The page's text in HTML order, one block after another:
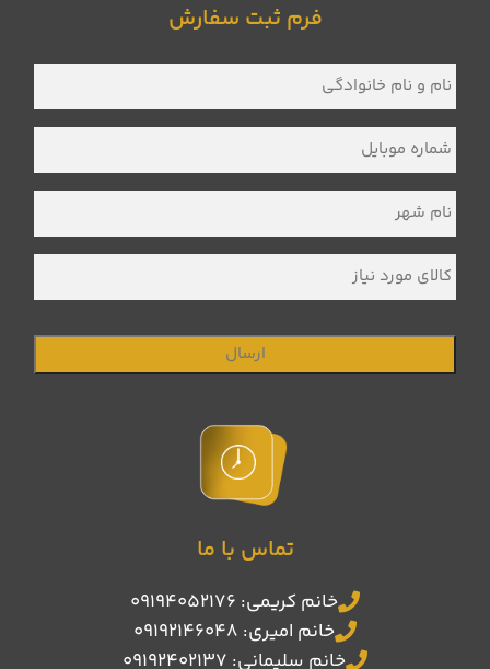
فرم ثبت سفارش
نام
و
نام
خانوادگی
*
شماره
موبایل *
نام
شهر *
کالای
مورد
نیاز
تماس با ما
خانم کریمی: 09194052176
خانم امیری: 09192146048
خانم سلیمانی: 09192402137